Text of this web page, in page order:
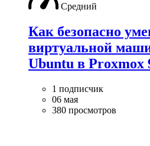
Средний
Как безопасно
виртуальной
Ubuntu в Proxmox
1 подписчик
06 мая
380 просмотров